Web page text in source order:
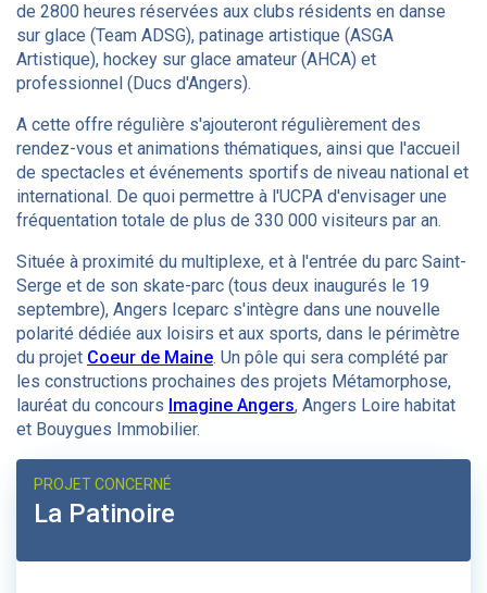
de 2800 heures réservées aux clubs résidents en danse
sur glace (Team ADSG), patinage artistique (ASGA
Artistique), hockey sur glace amateur (AHCA) et
professionnel (Ducs d'Angers).
A cette offre régulière s'ajouteront régulièrement des
rendez-vous et animations thématiques, ainsi que l'accueil
de spectacles et événements sportifs de niveau national et
international. De quoi permettre à l'UCPA d'envisager une
fréquentation totale de plus de 330 000 visiteurs par an.
Située à proximité du multiplexe, et à l'entrée du parc Saint-
Serge et de son skate-parc (tous deux inaugurés le 19
septembre), Angers Iceparc s'intègre dans une nouvelle
polarité dédiée aux loisirs et aux sports, dans le périmètre
du projet Coeur de Maine. Un pôle qui sera complété par
les constructions prochaines des projets Métamorphose,
lauréat du concours Imagine Angers, Angers Loire habitat
et Bouygues Immobilier.
PROJET CONCERNÉ
La Patinoire